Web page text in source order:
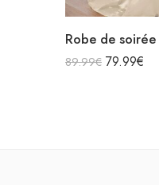
89.99€ 79.99€